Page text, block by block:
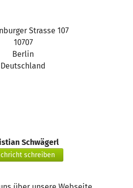
Strasse 107
10707
Berlin
Deutschland
Schwägerl
schreiben